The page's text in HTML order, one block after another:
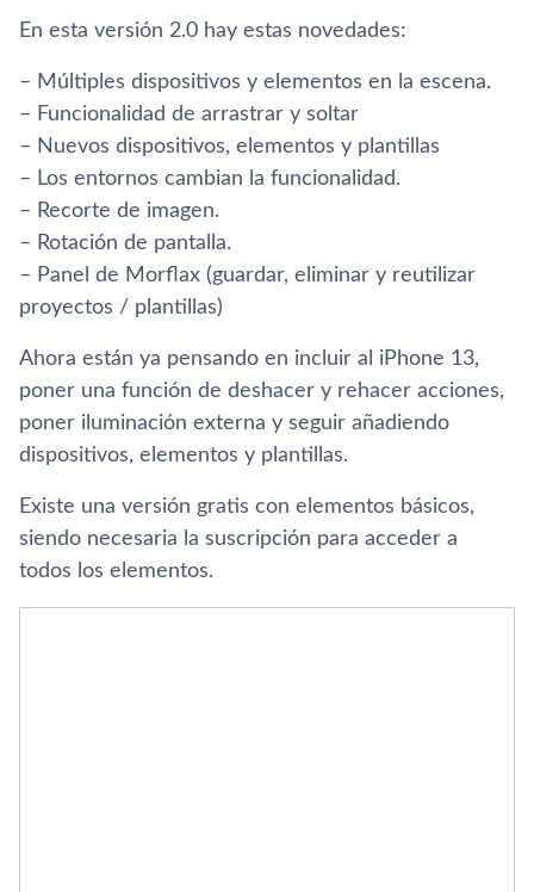
En esta versión 2.0 hay estas novedades:
– Múltiples dispositivos y elementos en la escena.
– Funcionalidad de arrastrar y soltar
– Nuevos dispositivos, elementos y plantillas
– Los entornos cambian la funcionalidad.
– Recorte de imagen.
– Rotación de pantalla.
– Panel de Morflax (guardar, eliminar y reutilizar
proyectos / plantillas)
Ahora están ya pensando en incluir al iPhone 13,
poner una función de deshacer y rehacer acciones,
poner iluminación externa y seguir añadiendo
dispositivos, elementos y plantillas.
Existe una versión gratis con elementos básicos,
siendo necesaria la suscripción para acceder a
todos los elementos.